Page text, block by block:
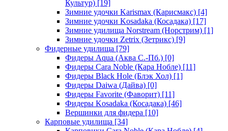
Культур) [19]
Зимние удочки Karismax (Карисмакс) [4]
Зимние удочки Kosadaka (Косадака) [17]
Зимние удилища Norstream (Норстрим) [1]
Зимние удочки Zetrix (Зетрикс) [9]
Фидерные удилища [79]
Фидеры Aqua (Аква С.-Пб.) [0]
Фидеры Cara Noble (Кара Нобле) [11]
Фидеры Black Hole (Блэк Хол) [1]
Фидеры Daiwa (Дайва) [0]
Фидеры Favorite (Фаворит) [11]
Фидеры Kosadaka (Косадака) [46]
Вершинки для фидера [10]
Карповые удилища [34]